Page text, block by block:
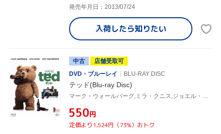
発売年月日：2013/07/24
入荷したら知りたい
中古
店舗受取可
DVD・ブルーレイ
BLU-RAY DISC
テッド(Blu-ray Disc)
マーク・ウォールバーグ,ミラ・クニス,ジョエル・マクヘイル,セス・マクファーレン(監督、声優),ウォルター・マーフィー(音楽)
¥550円
定価より1,524円（73%）おトク